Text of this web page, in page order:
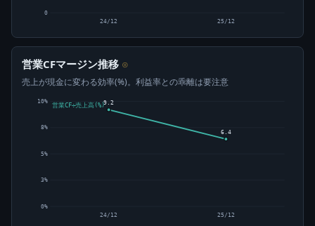
0
24/12 25/12
営業CFマージン推移 ⊙
売上が現金に変わる効率(%)。利益率との乖離は要注意
0%
3%
5%
8%
10% 9.2
24/12
6.4
25/12
営業CF÷売上高(%)